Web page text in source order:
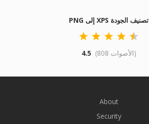
PNG إلى XPS تصنيف الجودة
4.5 (808 الأصوات)
About
Security